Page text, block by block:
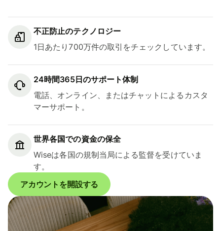
不正防止のテクノロジー
1日あたり700万件の取引をチェックしています。
24時間365日のサポート体制
電話、オンライン、またはチャットによるカスタ
マーサポート。
世界各国での資金の保全
Wiseは各国の規制当局による監督を受けていま
す。
アカウントを開設する